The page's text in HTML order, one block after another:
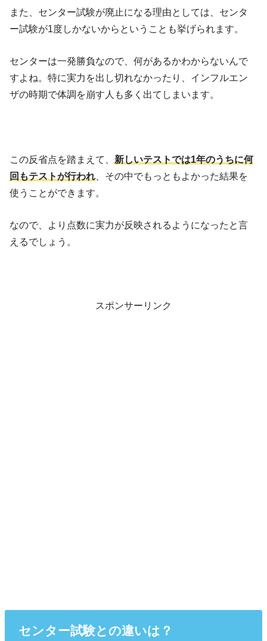
また、センター試験が廃止になる理由としては、センタ
ー試験が1度しかないからということも挙げられます。
センターは一発勝負なので、何があるかわからないんで
すよね。特に実力を出し切れなかったり、インフルエン
ザの時期で体調を崩す人も多く出てしまいます。
この反省点を踏まえて、 新しいテストでは1年のうちに何
回もテストが行われ 、その中でもっともよかった結果を
使うことができます。
なので、より点数に実力が反映されるようになったと言
えるでしょう。
スポンサーリンク
センター試験との違いは？